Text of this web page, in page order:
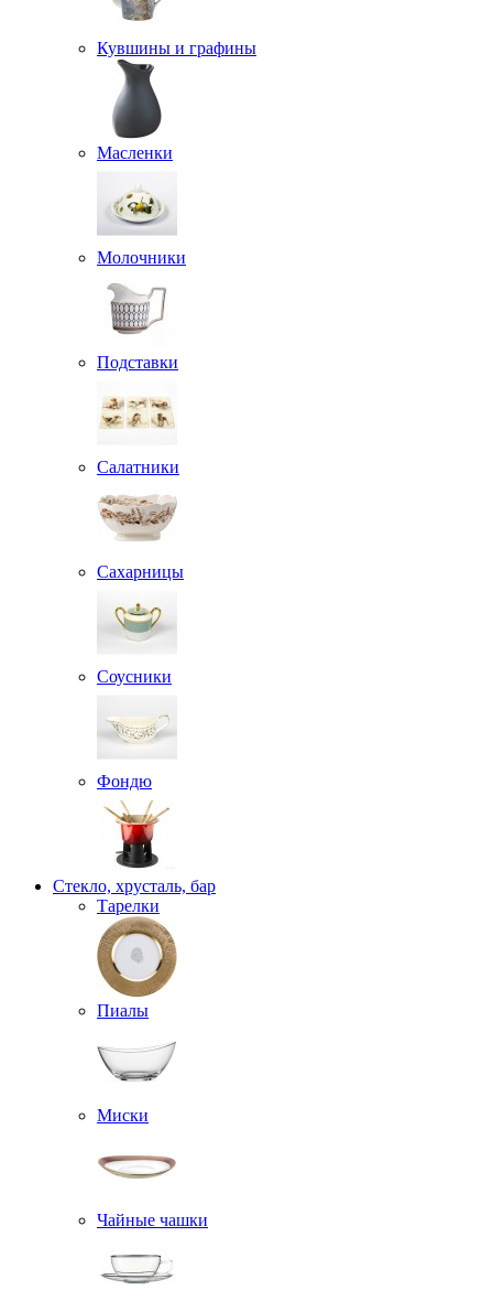
Кувшины и графины
Масленки
Молочники
Подставки
Салатники
Сахарницы
Соусники
Фондю
Стекло, хрусталь, бар
Тарелки
Пиалы
Миски
Чайные чашки